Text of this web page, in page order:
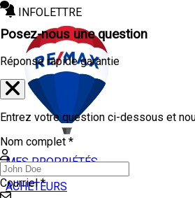
INFOLETTRE
MES PROPRIÉTÉS
ACHETEURS
Posez-nous une question
Réponse rapide garantie
Entrez votre question ci-dessous et
Nom complet *
Courriel *